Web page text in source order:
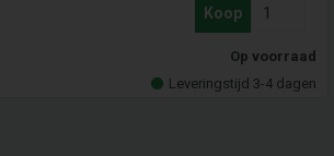
Koop
Op voorraad
Leveringstijd 3-4 dagen